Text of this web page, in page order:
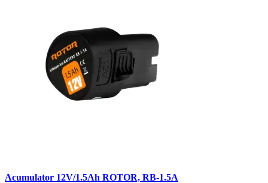
Acumulator 12V/1.5Ah ROTOR, RB-1.5A